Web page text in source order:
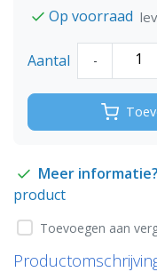
Op voorraad
Aantal -
Meer informatie?
product
Toevoegen aan